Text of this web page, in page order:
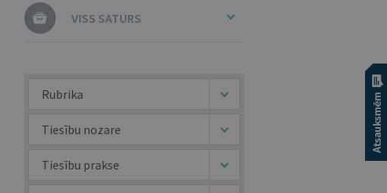
VISS SATURS
Rubrika
Tiesību nozare
Tiesību prakse